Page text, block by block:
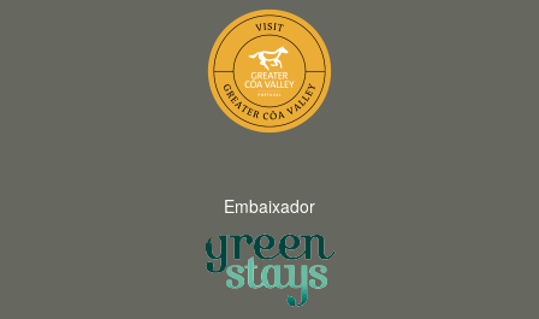
Embaixador